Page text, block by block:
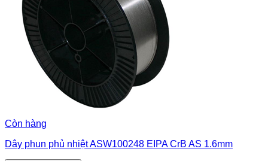
Còn hàng
Dây phun phủ nhiệt ASW100248 EIPA CrB AS 1.6mm